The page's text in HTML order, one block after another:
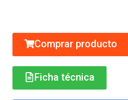
Comprar producto
Ficha técnica